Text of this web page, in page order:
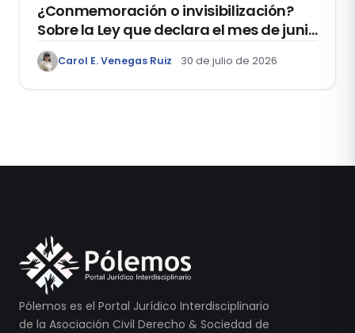
¿Conmemoración o invisibilización?
Sobre la Ley que declara el mes de junio
como el “Mes de la Vida y la Familia”
Carol E. Venegas Ruiz 30 de julio de 2026
Pólemos es el Portal Jurídico Interdisciplinario
de la Asociación Civil Derecho & Sociedad de